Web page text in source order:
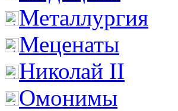
Металлургия
Меценаты
Николай II
Омонимы